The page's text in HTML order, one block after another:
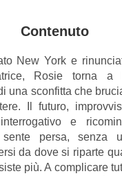
Contenuto
New York e
Rosie torna a
una sconfitta che
Il futuro,
e
persa, senza
da dove si riparte
più. A complicare